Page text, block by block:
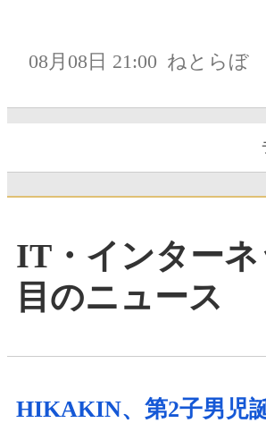
08月08日 21:00 ねとらぼ
IT・インター
目のニュース
HIKAKIN、第2子男児